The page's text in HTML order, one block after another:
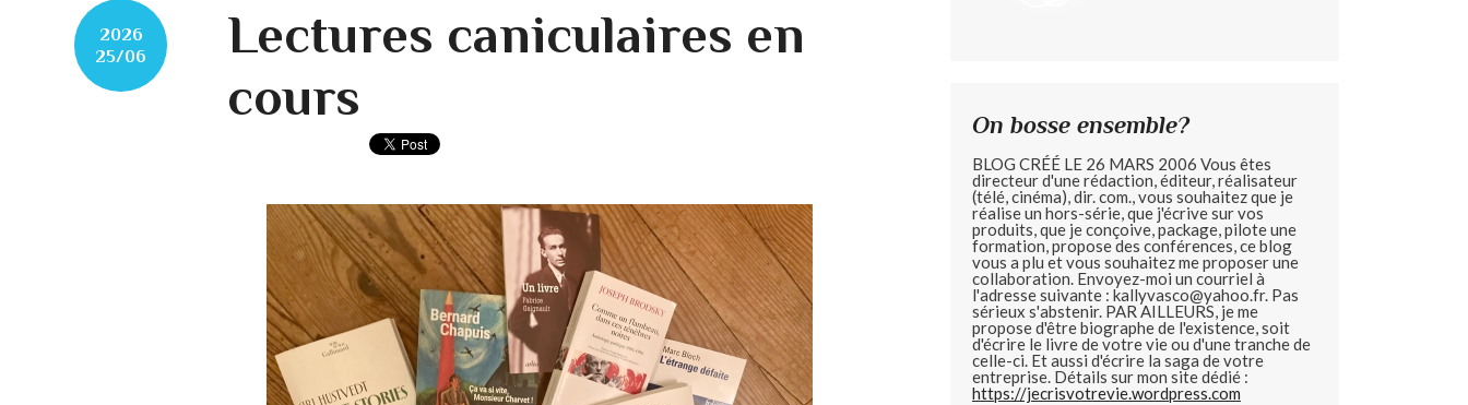
2026
25/06
Lectures caniculaires en
cours
On bosse ensemble?
BLOG CRÉÉ LE 26 MARS 2006 Vous êtes
directeur d'une rédaction, éditeur, réalisateur
(télé, cinéma), dir. com., vous souhaitez que je
réalise un hors-série, que j'écrive sur vos
produits, que je conçoive, package, pilote une
formation, propose des conférences, ce blog
vous a plu et vous souhaitez me proposer une
collaboration. Envoyez-moi un courriel à
l'adresse suivante : kallyvasco@yahoo.fr. Pas
sérieux s'abstenir. PAR AILLEURS, je me
propose d'être biographe de l'existence, soit
d'écrire le livre de votre vie ou d'une tranche de
celle-ci. Et aussi d'écrire la saga de votre
entreprise. Détails sur mon site dédié :
https://jecrisvotrevie.wordpress.com